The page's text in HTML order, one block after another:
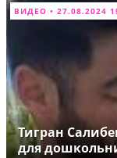
ВИДЕО • 27.08.2024
Тигран
для